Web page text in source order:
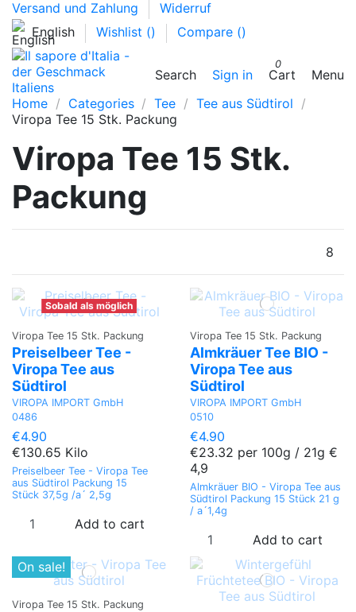
Versand und Zahlung
Widerruf
English
Wishlist () Compare ()
Search Sign in
0
Cart
Menu
Home
Categories Tee
Tee aus Südtirol
Viropa Tee 15 Stk. Packung
Viropa Tee 15 Stk.
Packung
8
Sobald als möglich
Viropa Tee 15 Stk. Packung
Preiselbeer Tee -
Viropa Tee aus
Südtirol
VIROPA IMPORT GmbH
0486
€4.90
€130.65 Kilo
Preiselbeer Tee - Viropa Tee
aus Südtirol Packung 15
Stück 37,5g /a´ 2,5g
Add to cart
Viropa Tee 15 Stk. Packung
Almkräuer Tee BIO -
Viropa Tee aus
Südtirol
VIROPA IMPORT GmbH
0510
€4.90
€23.32 per 100g / 21g €
4,9
Almkräuer BIO - Viropa Tee aus
Südtirol Packung 15 Stück 21 g
/ a´1,4g
Add to cart
On sale!
Viropa Tee 15 Stk. Packung